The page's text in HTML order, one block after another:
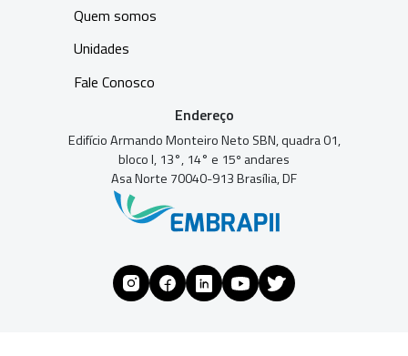
Quem somos
Unidades
Fale Conosco
Endereço
Edifício Armando Monteiro Neto SBN, quadra 01,
bloco I, 13°, 14° e 15º andares
Asa Norte 70040-913 Brasília, DF